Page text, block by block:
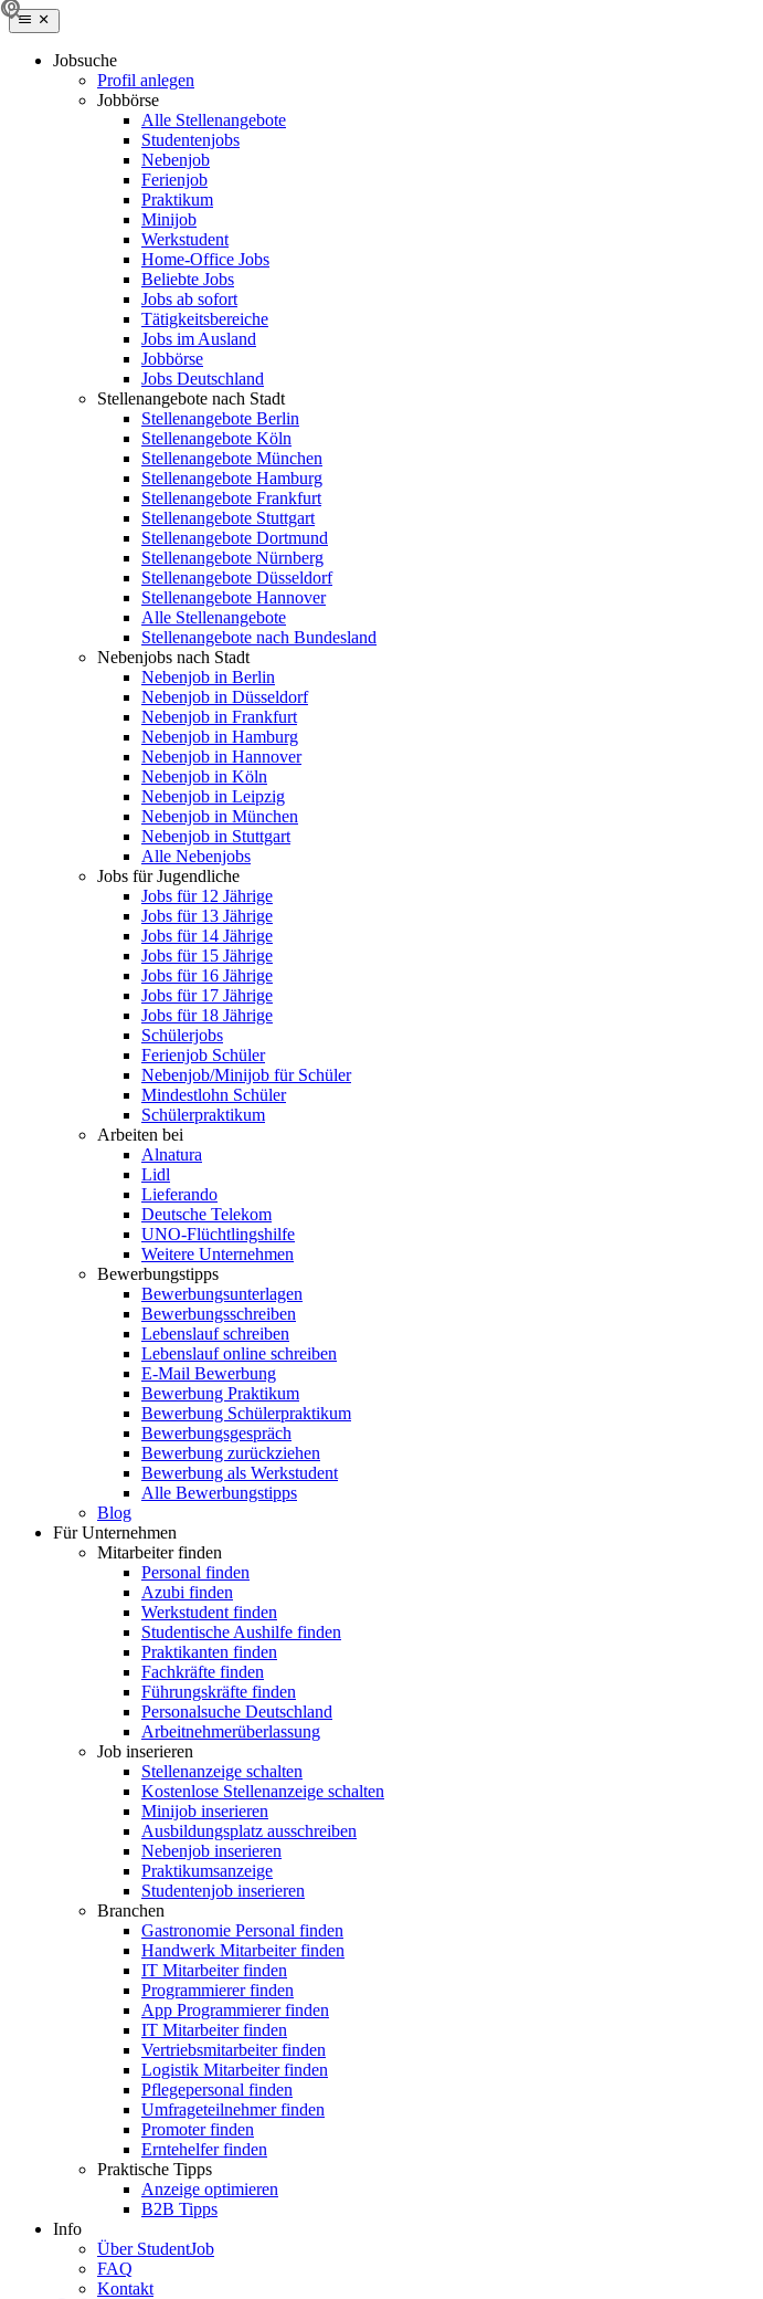
Jobsuche
Profil anlegen
Jobbörse
Alle Stellenangebote
Studentenjobs
Nebenjob
Ferienjob
Praktikum
Minijob
Werkstudent
Home-Office Jobs
Beliebte Jobs
Jobs ab sofort
Tätigkeitsbereiche
Jobs im Ausland
Jobbörse
Jobs Deutschland
Stellenangebote nach Stadt
Stellenangebote Berlin
Stellenangebote Köln
Stellenangebote München
Stellenangebote Hamburg
Stellenangebote Frankfurt
Stellenangebote Stuttgart
Stellenangebote Dortmund
Stellenangebote Nürnberg
Stellenangebote Düsseldorf
Stellenangebote Hannover
Alle Stellenangebote
Stellenangebote nach Bundesland
Nebenjobs nach Stadt
Nebenjob in Berlin
Nebenjob in Düsseldorf
Nebenjob in Frankfurt
Nebenjob in Hamburg
Nebenjob in Hannover
Nebenjob in Köln
Nebenjob in Leipzig
Nebenjob in München
Nebenjob in Stuttgart
Alle Nebenjobs
Jobs für Jugendliche
Jobs für 12 Jährige
Jobs für 13 Jährige
Jobs für 14 Jährige
Jobs für 15 Jährige
Jobs für 16 Jährige
Jobs für 17 Jährige
Jobs für 18 Jährige
Schülerjobs
Ferienjob Schüler
Nebenjob/Minijob für Schüler
Mindestlohn Schüler
Schülerpraktikum
Arbeiten bei
Alnatura
Lidl
Lieferando
Deutsche Telekom
UNO-Flüchtlingshilfe
Weitere Unternehmen
Bewerbungstipps
Bewerbungsunterlagen
Bewerbungsschreiben
Lebenslauf schreiben
Lebenslauf online schreiben
E-Mail Bewerbung
Bewerbung Praktikum
Bewerbung Schülerpraktikum
Bewerbungsgespräch
Bewerbung zurückziehen
Bewerbung als Werkstudent
Alle Bewerbungstipps
Blog
Für Unternehmen
Mitarbeiter finden
Personal finden
Azubi finden
Werkstudent finden
Studentische Aushilfe finden
Praktikanten finden
Fachkräfte finden
Führungskräfte finden
Personalsuche Deutschland
Arbeitnehmerüberlassung
Job inserieren
Stellenanzeige schalten
Kostenlose Stellenanzeige schalten
Minijob inserieren
Ausbildungsplatz ausschreiben
Nebenjob inserieren
Praktikumsanzeige
Studentenjob inserieren
Branchen
Gastronomie Personal finden
Handwerk Mitarbeiter finden
IT Mitarbeiter finden
Programmierer finden
App Programmierer finden
IT Mitarbeiter finden
Vertriebsmitarbeiter finden
Logistik Mitarbeiter finden
Pflegepersonal finden
Umfrageteilnehmer finden
Promoter finden
Erntehelfer finden
Praktische Tipps
Anzeige optimieren
B2B Tipps
Info
Über StudentJob
FAQ
Kontakt